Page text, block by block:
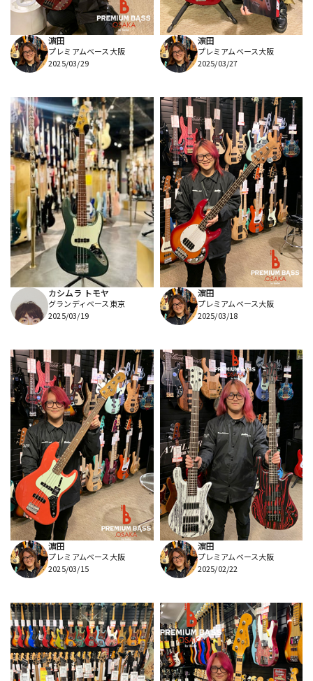
濵田
プレミアムベース大阪
2025/03/29
濵田
プレミアムベース大阪
2025/03/27
カシムラ トモヤ
グランディベース東京
2025/03/19
濵田
プレミアムベース大阪
2025/03/18
濵田
プレミアムベース大阪
2025/03/15
濵田
プレミアムベース大阪
2025/02/22